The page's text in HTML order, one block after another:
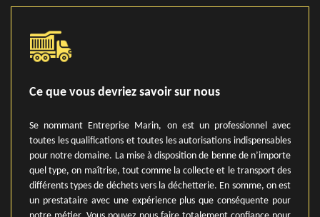
Ce que vous devriez savoir sur nous
Se nommant Entreprise Marin, on est un professionnel avec
toutes les qualifications et toutes les autorisations indispensables
pour notre domaine. La mise à disposition de benne de n’importe
quel type, on maîtrise, tout comme la collecte et le transport des
différents types de déchets vers la déchetterie. En somme, on est
un prestataire avec une expérience plus que conséquente pour